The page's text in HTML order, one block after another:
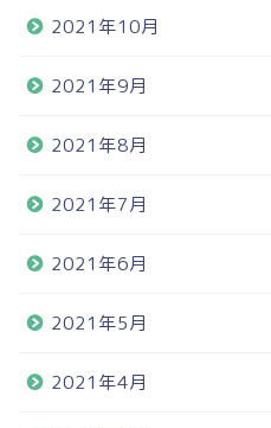
2021年10月
2021年9月
2021年8月
2021年7月
2021年6月
2021年5月
2021年4月